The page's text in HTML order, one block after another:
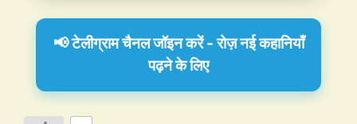
📢 टेलीग्राम चैनल जॉइन करें - रोज़ नई कहानियाँ
पढ़ने के लिए